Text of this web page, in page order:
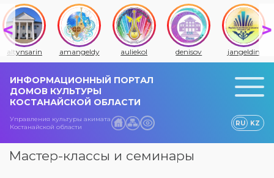
altynsarin amangeldy auliekol denisov jangeldin
ИНФОРМАЦИОННЫЙ ПОРТАЛ
ДОМОВ КУЛЬТУРЫ
КОСТАНАЙСКОЙ ОБЛАСТИ
Управления культуры акимата
Костанайской области
RU KZ
Мастер-классы и семинары